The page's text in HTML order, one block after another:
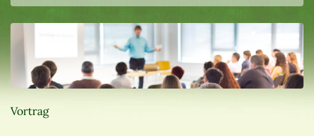
Vortrag